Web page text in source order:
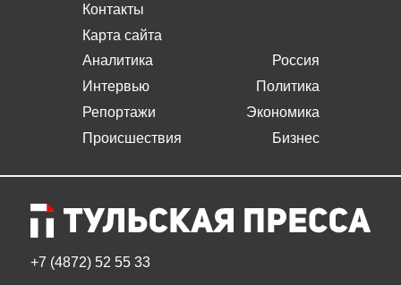
Контакты
Карта сайта
Аналитика
Интервью
Репортажи
Происшествия
Россия
Политика
Экономика
Бизнес
+7 (4872) 52 55 33